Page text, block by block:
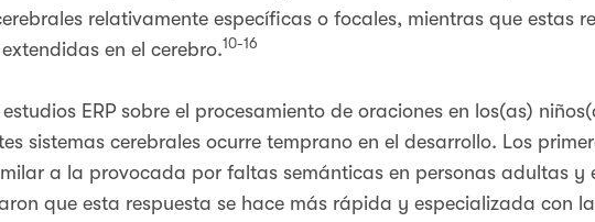
relativamente específicas o focales, mientras que estas
en el cerebro.10-16
estudios ERP sobre el procesamiento de oraciones en los(as)
sistemas cerebrales ocurre temprano en el desarrollo. Los
a la provocada por faltas semánticas en personas adultas y
que esta respuesta se hace más rápida y especializada con